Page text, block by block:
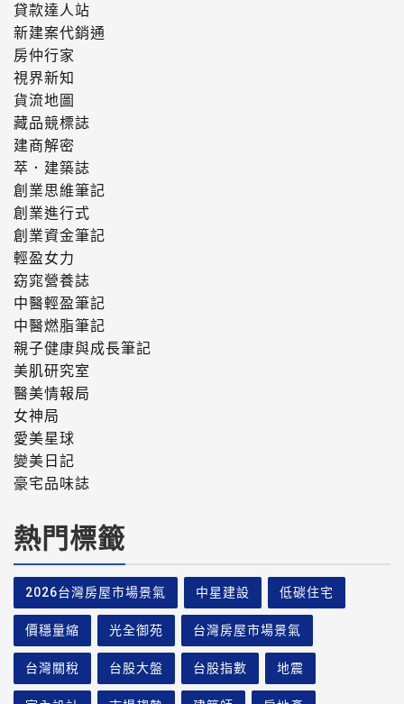
貸款達人站
新建案代銷通
房仲行家
視界新知
貨流地圖
藏品競標誌
建商解密
萃．建築誌
創業思維筆記
創業進行式
創業資金筆記
輕盈女力
窈窕營養誌
中醫輕盈筆記
中醫燃脂筆記
親子健康與成長筆記
美肌研究室
醫美情報局
女神局
愛美星球
變美日記
豪宅品味誌
熱門標籤
2026台灣房屋市場景氣 中星建設 低碳住宅
價穩量縮 光全御苑 台灣房屋市場景氣
台灣關稅 台股大盤 台股指數 地震